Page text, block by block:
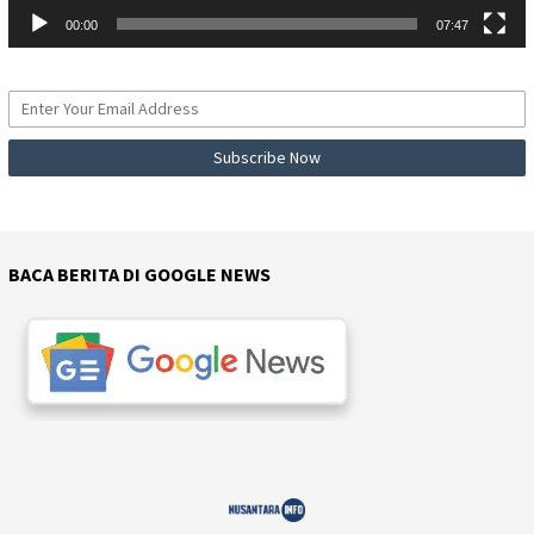
00:00 07:47
BACA BERITA DI GOOGLE NEWS